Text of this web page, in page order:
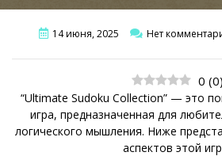
14 июня, 2025 Нет
0 (0)
“Ultimate Sudoku Collection” — это
игра, предназначенная для
логического мышления. Ниже
аспектов этой